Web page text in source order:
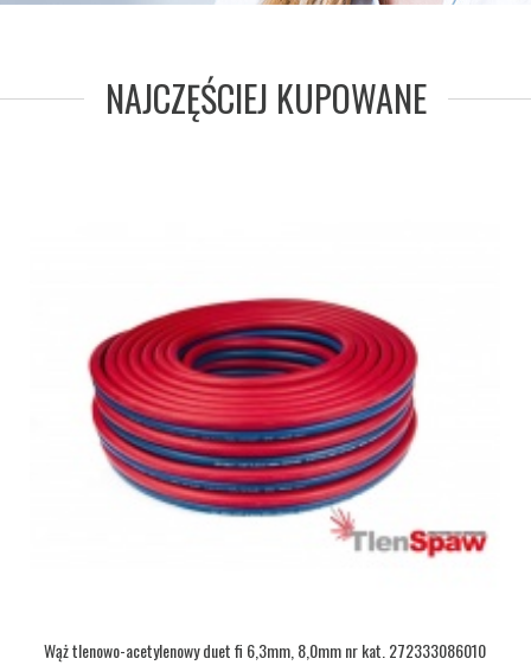
NAJCZĘŚCIEJ KUPOWANE
Wąż tlenowy fi 6,3